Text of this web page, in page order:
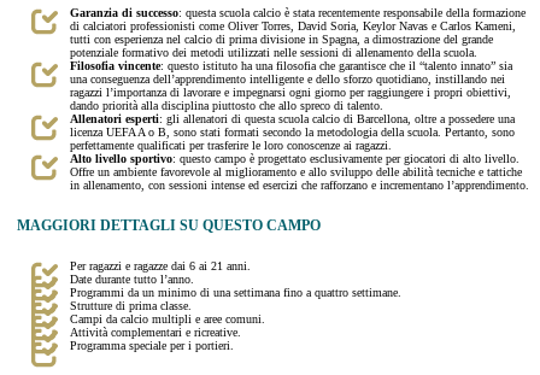
Garanzia di successo: questa scuola calcio è stata recentemente responsabile della formazione
di calciatori professionisti come Oliver Torres, David Soria, Keylor Navas e Carlos Kameni,
tutti con esperienza nel calcio di prima divisione in Spagna, a dimostrazione del grande
potenziale formativo dei metodi utilizzati nelle sessioni di allenamento della scuola.
Filosofia vincente: questo istituto ha una filosofia che garantisce che il “talento innato” sia
una conseguenza dell’apprendimento intelligente e dello sforzo quotidiano, instillando nei
ragazzi l’importanza di lavorare e impegnarsi ogni giorno per raggiungere i propri obiettivi,
dando priorità alla disciplina piuttosto che allo spreco di talento.
Allenatori esperti: gli allenatori di questa scuola calcio di Barcellona, oltre a possedere una
licenza UEFA A o B, sono stati formati secondo la metodologia della scuola. Pertanto, sono
perfettamente qualificati per trasferire le loro conoscenze ai ragazzi.
Alto livello sportivo: questo campo è progettato esclusivamente per giocatori di alto livello.
Offre un ambiente favorevole al miglioramento e allo sviluppo delle abilità tecniche e tattiche
in allenamento, con sessioni intense ed esercizi che rafforzano e incrementano l’apprendimento.
MAGGIORI DETTAGLI SU QUESTO CAMPO
Per ragazzi e ragazze dai 6 ai 21 anni.
Date durante tutto l’anno.
Programmi da un minimo di una settimana fino a quattro settimane.
Strutture di prima classe.
Campi da calcio multipli e aree comuni.
Attività complementari e ricreative.
Programma speciale per i portieri.